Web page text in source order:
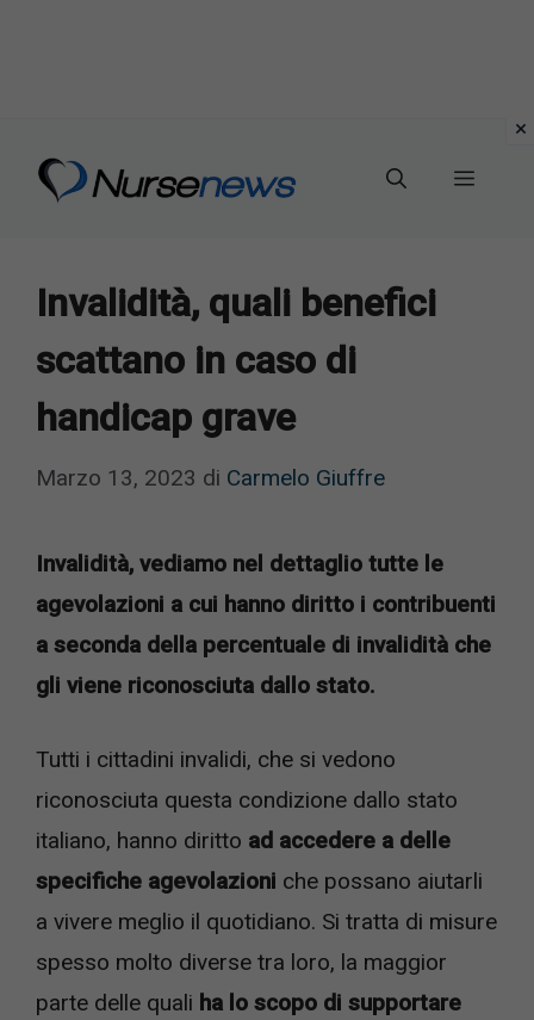
Menu
Invalidità, quali benefici
scattano in caso di
handicap grave
Marzo 13, 2023 di Carmelo Giuffre
Invalidità, vediamo nel dettaglio tutte le
agevolazioni a cui hanno diritto i contribuenti
a seconda della percentuale di invalidità che
gli viene riconosciuta dallo stato.
Tutti i cittadini invalidi, che si vedono
riconosciuta questa condizione dallo stato
italiano, hanno diritto ad accedere a delle
specifiche agevolazioni che possano aiutarli
a vivere meglio il quotidiano. Si tratta di misure
spesso molto diverse tra loro, la maggior
parte delle quali ha lo scopo di supportare